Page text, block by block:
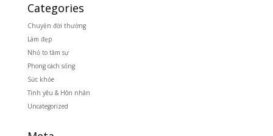
Categories
Chuyện đời thường
Làm đẹp
Nhỏ to tâm sự
Phong cách sống
Sức khỏe
Tình yêu & Hôn nhân
Uncategorized